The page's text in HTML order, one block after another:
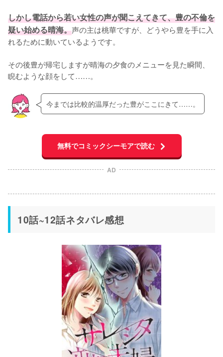
しかし電話から若い女性の声が聞こえてきて、豊の不倫を
疑い始める晴海。声の主は桃華ですが、どうやら豊を手に入
れるために動いているようです。
その後豊が帰宅しますが晴海の夕食のメニューを見た瞬間、
睨むような顔をして……。
今までは比較的温厚だった豊がここにきて……。
無料でコミックシーモアで読む
AD
10話~12話ネタバレ感想